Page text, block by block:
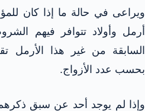
ويراعى في حالة ما إذا كان
أرمل وأولاد تتوافر فيهم
السابقة من غير هذا الأرمل
بحسب عدد الأزواج.
وإذا لم يوجد أحد عن سبق